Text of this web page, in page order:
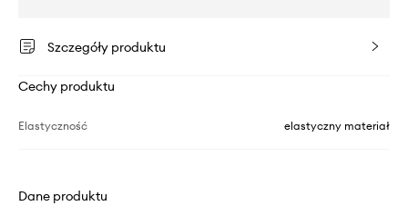
Szczegóły produktu
Cechy produktu
Elastyczność elastyczny materiał
Dane produktu